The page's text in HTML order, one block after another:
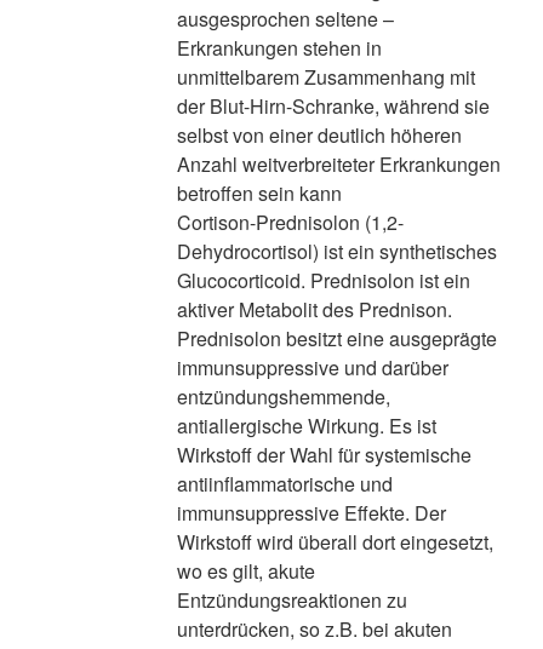
ausgesprochen seltene –
Erkrankungen stehen in
unmittelbarem Zusammenhang mit
der Blut-Hirn-Schranke, während sie
selbst von einer deutlich höheren
Anzahl weitverbreiteter Erkrankungen
betroffen sein kann
Cortison-Prednisolon (1,2-
Dehydrocortisol) ist ein synthetisches
Glucocorticoid. Prednisolon ist ein
aktiver Metabolit des Prednison.
Prednisolon besitzt eine ausgeprägte
immunsuppressive und darüber
entzündungshemmende,
antiallergische Wirkung. Es ist
Wirkstoff der Wahl für systemische
antiinflammatorische und
immunsuppressive Effekte. Der
Wirkstoff wird überall dort eingesetzt,
wo es gilt, akute
Entzündungsreaktionen zu
unterdrücken, so z.B. bei akuten